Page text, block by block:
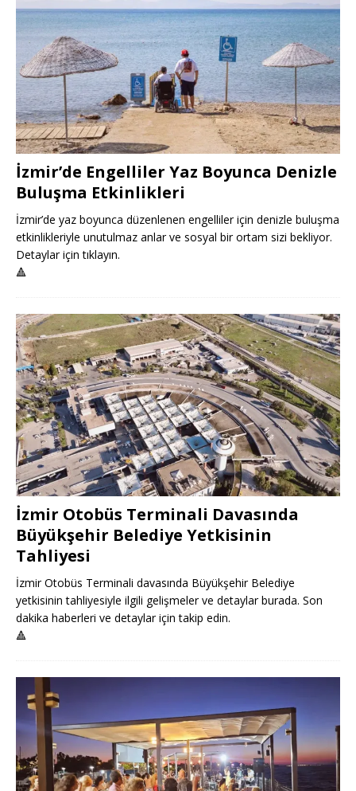
İzmir’de Engelliler Yaz Boyunca Denizle
Buluşma Etkinlikleri
İzmir’de yaz boyunca düzenlenen engelliler için denizle buluşma
etkinlikleriyle unutulmaz anlar ve sosyal bir ortam sizi bekliyor.
Detaylar için tıklayın.
🔺
İzmir Otobüs Terminali Davasında
Büyükşehir Belediye Yetkisinin
Tahliyesi
İzmir Otobüs Terminali davasında Büyükşehir Belediye
yetkisinin tahliyesiyle ilgili gelişmeler ve detaylar burada. Son
dakika haberleri ve detaylar için takip edin.
🔺